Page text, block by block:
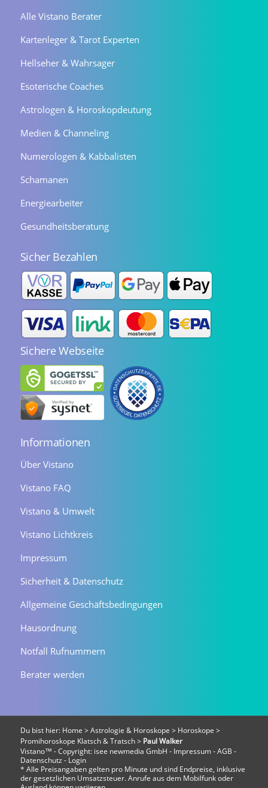
Alle Vistano Berater
Kartenleger & Tarot Experten
Hellseher & Wahrsager
Esoterische Coaches
Astrologen & Horoskopdeutung
Medien & Channeling
Numerologen & Kabbalisten
Schamanen
Energiearbeiter
Gesundheitsberatung
Sicher Bezahlen
Sichere Webseite
Informationen
Über Vistano
Vistano FAQ
Vistano & Umwelt
Vistano Lichtkreis
Impressum
Sicherheit & Datenschutz
Allgemeine Geschäftsbedingungen
Hausordnung
Notfall Rufnummern
Berater werden
Du bist hier: Home > Astrologie & Horoskope > Horoskope >
Promihoroskope Klatsch & Tratsch> Paul Walker
Vistano™ - Copyright: isee newmedia GmbH - Impressum-AGB -
Datenschutz - Login
* Alle Preisangaben gelten pro Minute und sind Endpreise, inklusive
der gesetzlichen Umsatzsteuer. Anrufe aus dem Mobilfunk oder